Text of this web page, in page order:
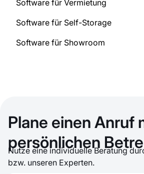
Software für Vermietung
Software für Self-Storage
Software für Showroom
Plane einen Anruf
persönlichen
Nutze eine individuelle Beratung
bzw. unseren Experten.